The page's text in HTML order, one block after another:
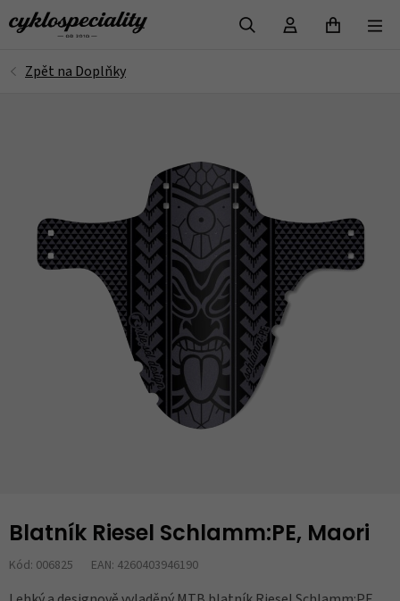
Blatník Riesel Schlamm:PE, Maori
Kód: 006825 EAN: 4260403946190